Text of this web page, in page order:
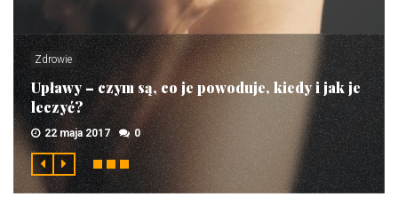
Zdrowie
Upławy – czym są, co je powoduje, kiedy i jak je
leczyć?
22 maja 2017 0